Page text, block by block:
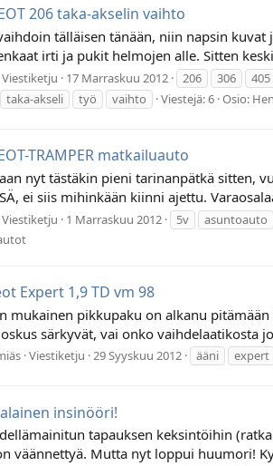
206 taka-akselin vaihto
tälläisen tänään, niin napsin
irti ja pukit helmojen alle. Sitten
Viestiketju 17 Marraskuu 2012 206 306 405
taka-akseli työ vaihto Viestejä: 6 Osio:
TRAMPER matkailuauto
nyt tästäkin pieni tarinanpätkä sitten,
ei siis mihinkään kiinni ajettu.
Viestiketju 1 Marraskuu 2012 5v asuntoauto
Expert 1,9 TD vm 98
mukainen pikkupaku on alkanu
särkyvät, vai onko vaihdelaatikosta
Viestiketju 29 Syyskuu 2012 ääni expert
insinööri!
tapauksen keksintöihin
väännettyä. Mutta nyt loppui huumori!